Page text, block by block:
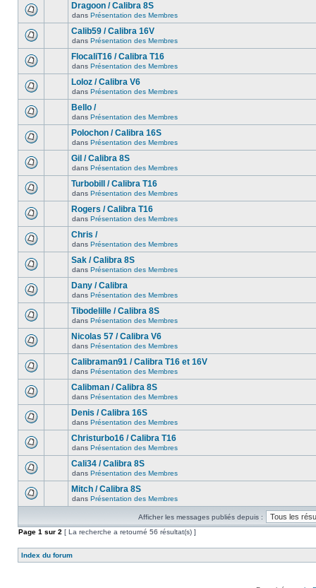
Dragoon / Calibra 8S
dans Présentation des Membres
Calib59 / Calibra 16V
dans Présentation des Membres
FlocaliT16 / Calibra T16
dans Présentation des Membres
Loloz / Calibra V6
dans Présentation des Membres
Bello /
dans Présentation des Membres
Polochon / Calibra 16S
dans Présentation des Membres
Gil / Calibra 8S
dans Présentation des Membres
Turbobill / Calibra T16
dans Présentation des Membres
Rogers / Calibra T16
dans Présentation des Membres
Chris /
dans Présentation des Membres
Sak / Calibra 8S
dans Présentation des Membres
Dany / Calibra
dans Présentation des Membres
Tibodelille / Calibra 8S
dans Présentation des Membres
Nicolas 57 / Calibra V6
dans Présentation des Membres
Calibraman91 / Calibra T16 et 16V
dans Présentation des Membres
Calibman / Calibra 8S
dans Présentation des Membres
Denis / Calibra 16S
dans Présentation des Membres
Christurbo16 / Calibra T16
dans Présentation des Membres
Cali34 / Calibra 8S
dans Présentation des Membres
Mitch / Calibra 8S
dans Présentation des Membres
Afficher les messages publiés depuis :
Page 1 sur 2 [ La recherche a retourné 56 résultat(s) ]
Index du forum